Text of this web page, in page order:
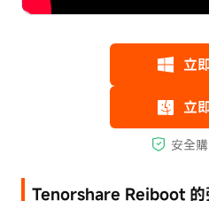
Tenorshare Reiboot 的